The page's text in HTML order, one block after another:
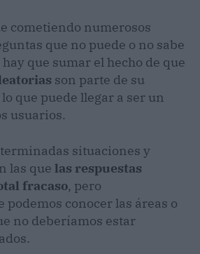
cometiendo numerosos
que no puede o no sabe
que sumar el hecho de que
son parte de su
que puede llegar a ser un
usuarios.
situaciones y
las que las respuestas
fracaso, pero
conocer las áreas o
no deberíamos estar